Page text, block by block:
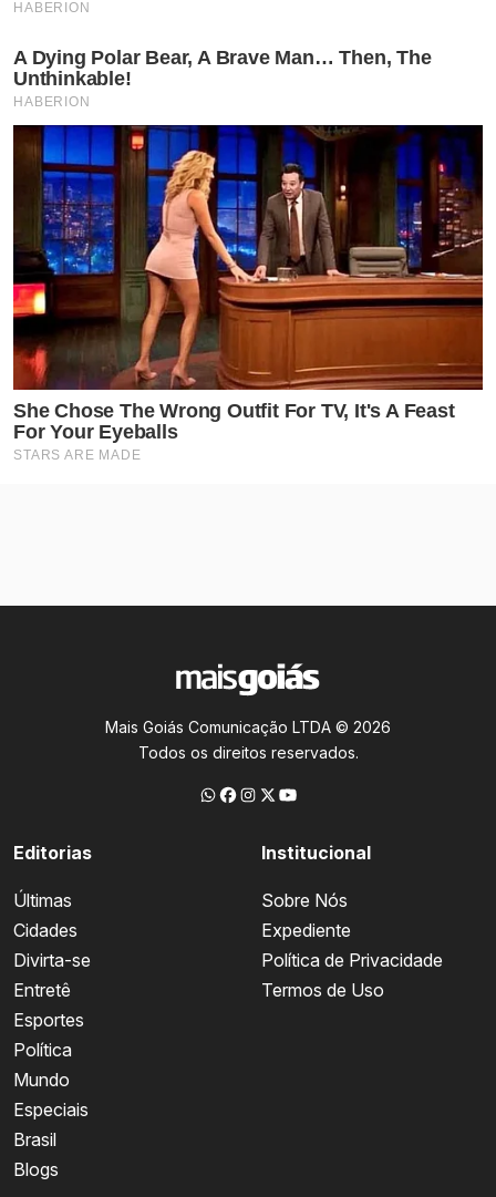
Mais Goiás Comunicação LTDA © 2026
Todos os direitos reservados.
Editorias
Últimas
Cidades
Divirta-se
Entretê
Esportes
Política
Mundo
Especiais
Brasil
Blogs
Institucional
Sobre Nós
Expediente
Política de Privacidade
Termos de Uso